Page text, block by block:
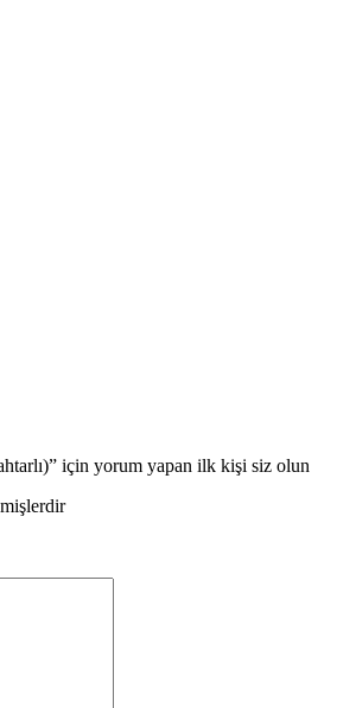
için yorum yapan ilk kişi siz olun